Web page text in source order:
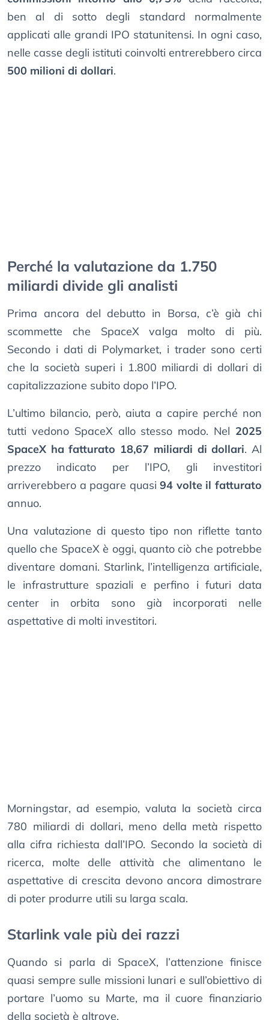
ben al di sotto degli standard normalmente
applicati alle grandi IPO statunitensi. In ogni caso,
nelle casse degli istituti coinvolti entrerebbero circa
500 milioni di dollari.
Perché la valutazione da 1.750
miliardi divide gli analisti
Prima ancora del debutto in Borsa, c’è già chi
scommette che SpaceX valga molto di più.
Secondo i dati di Polymarket, i trader sono certi
che la società superi i 1.800 miliardi di dollari di
capitalizzazione subito dopo l’IPO.
L’ultimo bilancio, però, aiuta a capire perché non
tutti vedono SpaceX allo stesso modo. Nel 2025
SpaceX ha fatturato 18,67 miliardi di dollari. Al
prezzo indicato per l’IPO, gli investitori
arriverebbero a pagare quasi94 volte il fatturato
annuo.
Una valutazione di questo tipo non riflette tanto
quello che SpaceX è oggi, quanto ciò che potrebbe
diventare domani. Starlink, l’intelligenza artificiale,
le infrastrutture spaziali e perfino i futuri data
center in orbita sono già incorporati nelle
aspettative di molti investitori.
Morningstar, ad esempio, valuta la società circa
780 miliardi di dollari, meno della metà rispetto
alla cifra richiesta dall’IPO. Secondo la società di
ricerca, molte delle attività che alimentano le
aspettative di crescita devono ancora dimostrare
di poter produrre utili su larga scala.
Starlink vale più dei razzi
Quando si parla di SpaceX, l’attenzione finisce
quasi sempre sulle missioni lunari e sull’obiettivo di
portare l’uomo su Marte, ma il cuore finanziario
della società è altrove.